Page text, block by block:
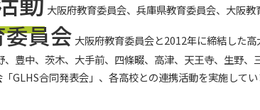
大阪府教育委員会、兵庫県教育委員会、大阪
員会 大阪府教育委員会と2012年に締結した
豊中、茨木、大手前、四條畷、高津、天王寺、生野
GLHS合同発表会」、各高校との連携活動を実施してい